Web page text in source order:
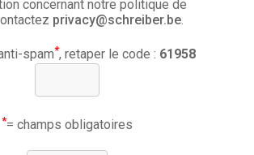
concernant notre politique de
privacy@schreiber.be.
spam*, retaper le code : 61958
*= champs obligatoires